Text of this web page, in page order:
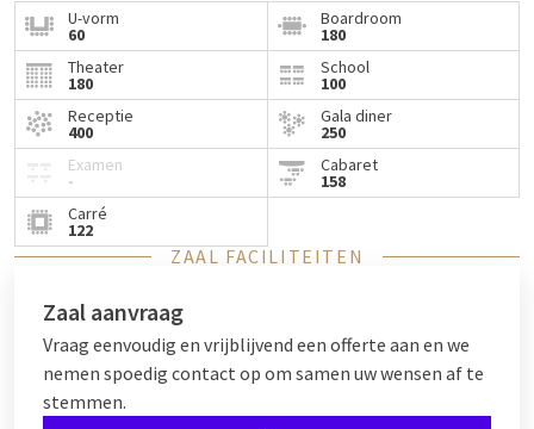
U-vorm
60
Boardroom
180
Theater
180
School
100
Receptie
400
Gala diner
250
Examen
-
Cabaret
158
Carré
122
ZAAL FACILITEITEN
Zaal aanvraag
Vraag eenvoudig en vrijblijvend een offerte aan en we
nemen spoedig contact op om samen uw wensen af te
stemmen.